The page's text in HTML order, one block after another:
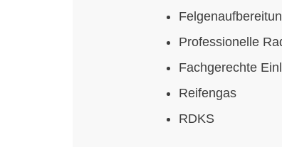
Professionelle
Fachgerechte
Reifengas
RDKS